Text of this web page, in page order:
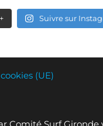
Suivre sur
(UE)